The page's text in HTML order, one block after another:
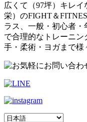
広くて（97坪）キレ
栄）のFIGHT＆
ラス、一般・初心者・
で合理的なトレーニ
手・柔術・ヨガまで様